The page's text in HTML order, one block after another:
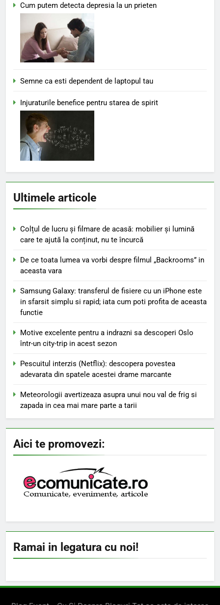
Cum putem detecta depresia la un prieten
Semne ca esti dependent de laptopul tau
Injuraturile benefice pentru starea de spirit
Ultimele articole
Colțul de lucru și filmare de acasă: mobilier și lumină
care te ajută la conținut, nu te încurcă
De ce toata lumea va vorbi despre filmul „Backrooms” in
aceasta vara
Samsung Galaxy: transferul de fisiere cu un iPhone este
in sfarsit simplu si rapid; iata cum poti profita de aceasta
functie
Motive excelente pentru a indrazni sa descoperi Oslo
într-un city-trip in acest sezon
Pescuitul interzis (Netflix): descopera povestea
adevarata din spatele acestei drame marcante
Meteorologii avertizeaza asupra unui nou val de frig si
zapada in cea mai mare parte a tarii
Aici te promovezi:
Ramai in legatura cu noi!